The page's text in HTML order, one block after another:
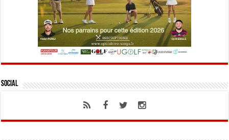
Social